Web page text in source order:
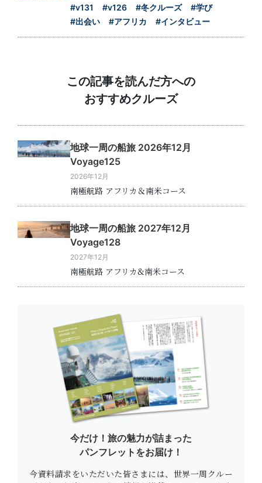
#v131 #v126 #冬クルーズ
#学び
#出会い
#アフリカ #インタビュー
この記事を読んだ方への
おすすめクルーズ
地球一周の船旅 2026年12月
Voyage125
2026年12月
南極航路 アフリカ＆南米コース
地球一周の船旅 2027年12月
Voyage128
2027年12月
南極航路 アフリカ&南米コース
今だけ！旅の魅力が詰まった
パンフレットをお届け！
今資料請求をいただいた皆さまには、世界一周クルー